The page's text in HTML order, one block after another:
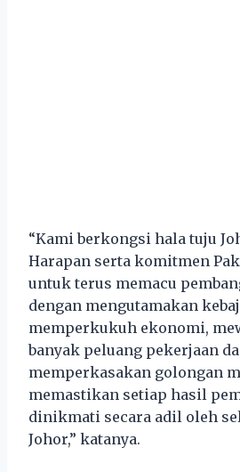
“Kami berkongsi hala tuju
Harapan serta komitmen
untuk terus memacu
dengan mengutamakan
memperkukuh ekonomi,
banyak peluang pekerjaan
memperkasakan golongan
memastikan setiap hasil
dinikmati secara adil oleh
Johor,” katanya.